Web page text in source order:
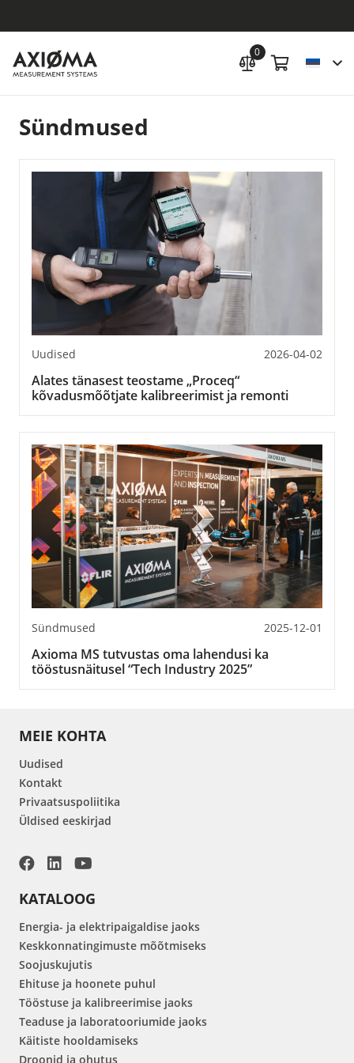
0
Sündmused
Uudised 2026-04-02
Alates tänasest teostame „Proceq“
kõvadusmõõtjate kalibreerimist ja remonti
Sündmused 2025-12-01
Axioma MS tutvustas oma lahendusi ka
tööstusnäitusel “Tech Industry 2025”
MEIE KOHTA
Uudised
Kontakt
Privaatsuspoliitika
Üldised eeskirjad
KATALOOG
Energia- ja elektripaigaldise jaoks
Keskkonnatingimuste mõõtmiseks
Soojuskujutis
Ehituse ja hoonete puhul
Tööstuse ja kalibreerimise jaoks
Teaduse ja laboratooriumide jaoks
Käitiste hooldamiseks
Droonid ja ohutus